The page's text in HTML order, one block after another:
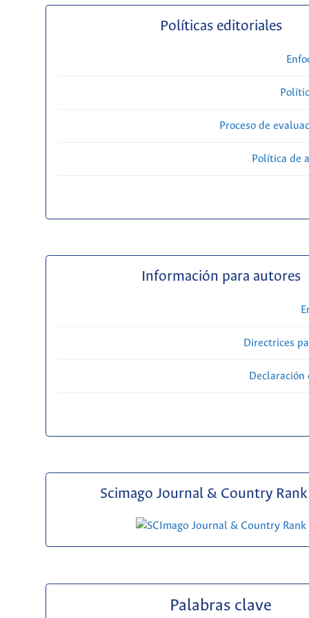
Políticas editoriales
Proceso de
Política de
Información para autores
Directrices
Scimago Journal & Country Rank
Palabras clave